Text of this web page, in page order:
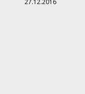
27.12.2016